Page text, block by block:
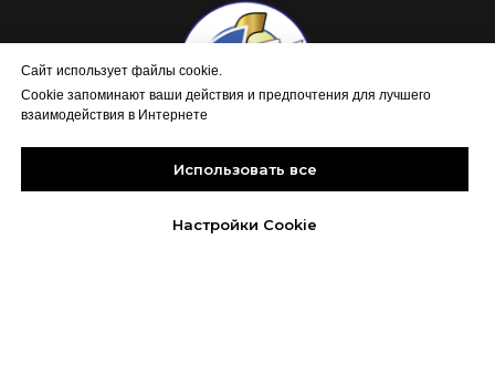
Сайт использует файлы cookie.
Cookie запоминают ваши действия и предпочтения для лучшего
взаимодействия в Интернете
Использовать все
Настройки Cookie
г. Новоалтайск, ул. Промплощадка, 35
+7 923 167 65 01